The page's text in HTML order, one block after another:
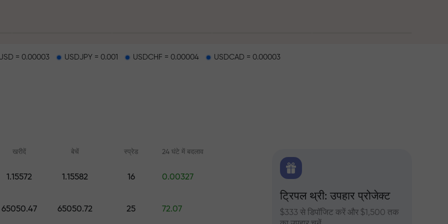
= 0.00003 USDJPY = 0.001 USDCHF = 0.00004 USDCAD = 0.00003
खरीदें बेचें स्प्रेड 24 घंटे में बदलाव
1.15572 1.15582 16 0.00327
65050.47 65050.72 25 72.07
शुरुआत से ट्रेडिंग सीखें — सभी स्तरों के
फॉरेक्स, क्रिप्टो और फ्यूचर्स के दैनिक
ट्रिपल थ्री: उपहार प्रोजेक्ट
$333 से डिपॉजिट करें और $1,500 तक